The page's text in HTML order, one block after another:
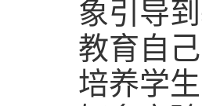
象引导
教育自
培养学